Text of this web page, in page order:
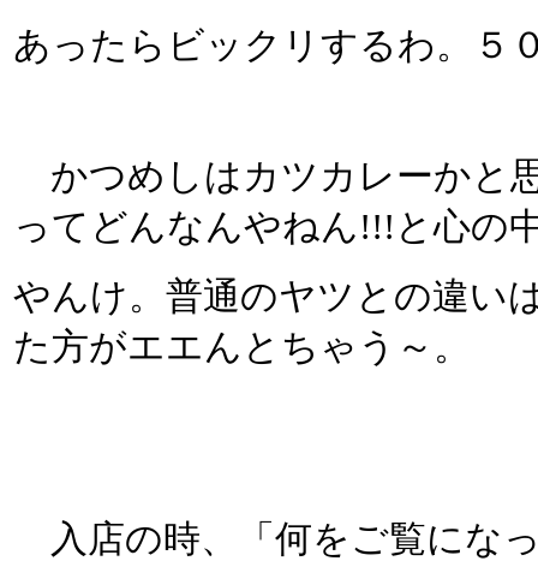
あったらビックリするわ。５
かつめしはカツカレーかと
ってどんなんやねん!!!と心の
やんけ。普通のヤツとの違い
た方がエエんとちゃう～。
入店の時、「何をご覧にな